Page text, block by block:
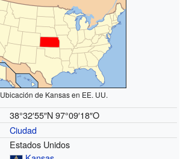
Ubicación de Kansas en EE. UU.
38°32′55″N 97°09′18″O
Ciudad
Estados Unidos